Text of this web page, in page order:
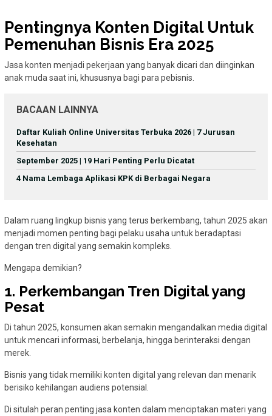
Pentingnya Konten Digital Untuk
Pemenuhan Bisnis Era 2025
Jasa konten menjadi pekerjaan yang banyak dicari dan diinginkan
anak muda saat ini, khususnya bagi para pebisnis.
BACAAN LAINNYA
Daftar Kuliah Online Universitas Terbuka 2026 | 7 Jurusan
Kesehatan
September 2025 | 19 Hari Penting Perlu Dicatat
4 Nama Lembaga Aplikasi KPK di Berbagai Negara
Dalam ruang lingkup bisnis yang terus berkembang, tahun 2025 akan
menjadi momen penting bagi pelaku usaha untuk beradaptasi
dengan tren digital yang semakin kompleks.
Mengapa demikian?
1. Perkembangan Tren Digital yang
Pesat
Di tahun 2025, konsumen akan semakin mengandalkan media digital
untuk mencari informasi, berbelanja, hingga berinteraksi dengan
merek.
Bisnis yang tidak memiliki konten digital yang relevan dan menarik
berisiko kehilangan audiens potensial.
Di situlah peran penting jasa konten dalam menciptakan materi yang